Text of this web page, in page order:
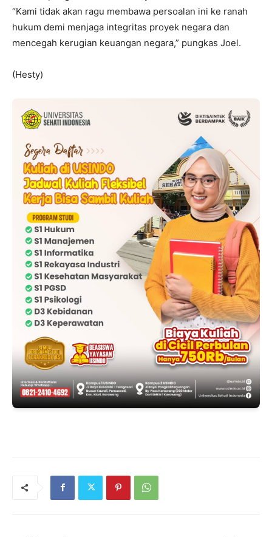
“Kami tidak akan ragu membawa persoalan ini ke ranah
hukum demi menjaga integritas proyek negara dan
mencegah kerugian keuangan negara,” pungkas Joel.
(Hesty)